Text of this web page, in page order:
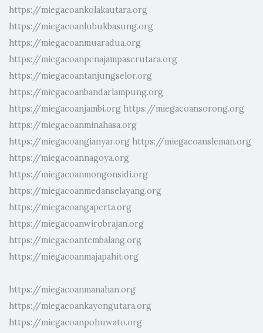
https://miegacoankolakautara.org
https://miegacoanlubukbasung.org
https://miegacoanmuaradua.org
https://miegacoanpenajampaserutara.org
https://miegacoantanjungselor.org
https://miegacoanbandarlampung.org
https://miegacoanjambi.org https://miegacoansorong.org
https://miegacoanminahasa.org
https://miegacoangianyar.org https://miegacoansleman.org
https://miegacoannagoya.org
https://miegacoanmongonsidi.org
https://miegacoanmedanselayang.org
https://miegacoangaperta.org
https://miegacoanwirobrajan.org
https://miegacoantembalang.org
https://miegacoanmajapahit.org
https://miegacoanmanahan.org
https://miegacoankayongutara.org
https://miegacoanpohuwato.org